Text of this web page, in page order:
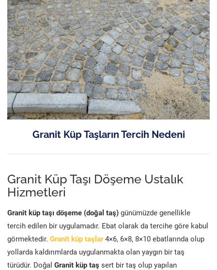
Granit Küp Taşların Tercih Nedeni
Granit Küp Taşı Döşeme Ustalık
Hizmetleri
Granit küp taşı döşeme (doğal taş) günümüzde genellikle
tercih edilen bir uygulamadır. Ebat olarak da tercihe göre kabul
görmektedir. Granit küp taşlar 4×6, 6×8, 8×10 ebatlarında olup
yollarda kaldırımlarda uygulanmakta olan yaygın bir taş
türüdür. Doğal Granit küp taş sert bir taş olup yapılan